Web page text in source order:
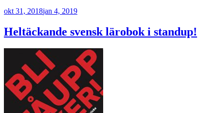
Publicerat
okt 31, 2018jan 4, 2019
Heltäckande svensk lärobok i standup!